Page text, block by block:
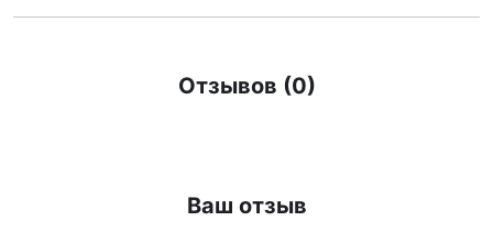
Отзывов (0)
Ваш отзыв